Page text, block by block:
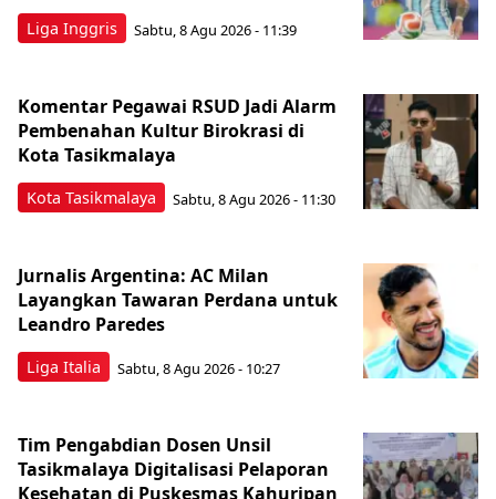
Liga Inggris Sabtu, 8 Agu 2026 - 11:39
Kota Tasikmalaya
Komentar Pegawai RSUD Jadi Alarm
Pembenahan Kultur Birokrasi di
Kota Tasikmalaya
Sabtu, 8 Agu 2026 - 11:30
Liga Italia
Jurnalis Argentina: AC Milan
Layangkan Tawaran Perdana untuk
Leandro Paredes
Sabtu, 8 Agu 2026 - 10:27
Tim Pengabdian Dosen Unsil
Tasikmalaya Digitalisasi Pelaporan
Kesehatan di Puskesmas Kahuripan